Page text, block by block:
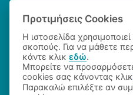
©2026 Εθνικό Κέντρο
Περιεχομένου
Προτιμήσεις Cookies
Η ιστοσελίδα
σκοπούς. Για να μάθετε
κάντε κλικεδώ.
Μπορείτε να
cookies σας κάνοντας
Παρακαλώ επιλέξτε αν